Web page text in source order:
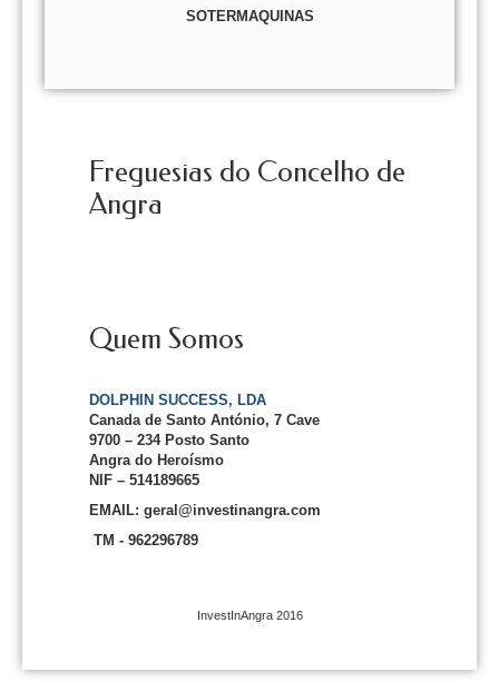
SOTERMAQUINAS
Freguesias do Concelho de
Angra
Quem Somos
DOLPHIN SUCCESS, LDA
Canada de Santo António, 7 Cave
9700 – 234 Posto Santo
Angra do Heroísmo
NIF – 514189665
EMAIL: geral@investinangra.com
TM - 962296789
InvestInAngra 2016